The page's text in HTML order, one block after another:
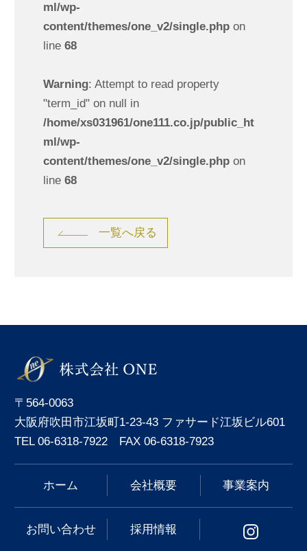
ml/wp-
content/themes/one_v2/single.phpon
line 68
Warning: Attempt to read property
"term_id" on null in
/home/xs031961/one111.co.jp/public_ht
ml/wp-
content/themes/one_v2/single.phpon
line 68
一覧へ戻る
〒564-0063
大阪府吹田市江坂町1-23-43 ファサード江坂ビル601
TEL 06-6318-7922 FAX 06-6318-7923
ホーム 会社概要 事業案内
お問い合わせ 採用情報